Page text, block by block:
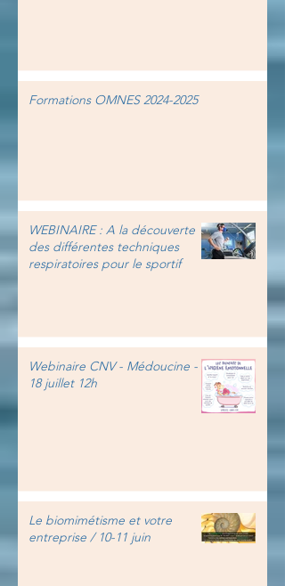
Formations OMNES 2024-2025
WEBINAIRE : A la découverte
des différentes techniques
respiratoires pour le sportif
Webinaire CNV - Médoucine -
18 juillet 12h
Le biomimétisme et votre
entreprise / 10-11 juin